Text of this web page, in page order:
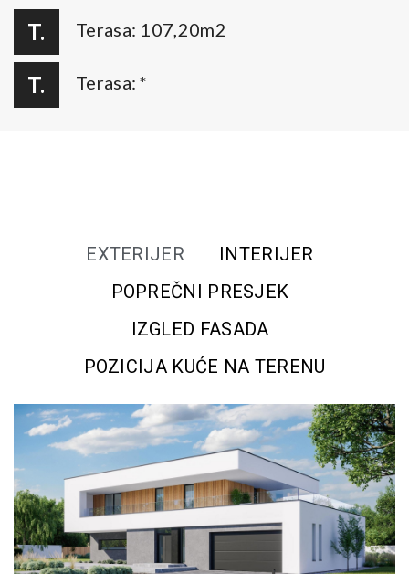
T. Terasa: 107,20m2
T. Terasa: *
EXTERIJER
INTERIJER
POPREČNI PRESJEK
IZGLED FASADA
POZICIJA KUĆE NA TERENU